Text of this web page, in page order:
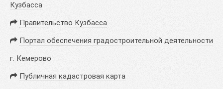
Кузбасса
Правительство Кузбасса
Портал обеспечения градостроительной деятельности
г. Кемерово
Публичная кадастровая карта